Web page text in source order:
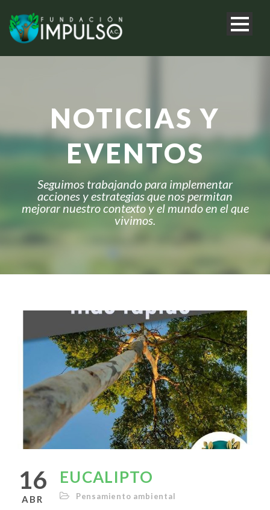
NOTICIAS Y
EVENTOS
Seguimos trabajando para implementar
acciones y estrategias que nos permitan
mejorar nuestro contexto y el mundo en el que
vivimos.
16
ABR
EUCALIPTO
Pensamiento ambiental